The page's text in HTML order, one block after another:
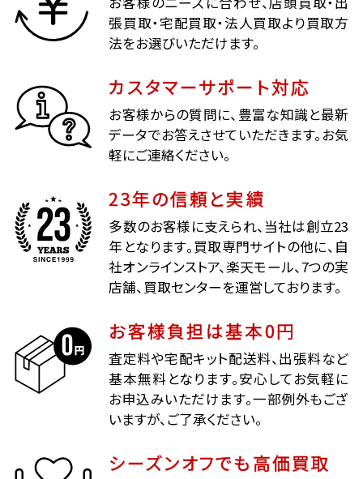
張買取・宅配買取・法人買取より買取方
法をお選びいただけます。
カスタマーサポート対応
お客様からの質問に、豊富な知識と最新
データでお答えさせていただきます。お気
軽にご連絡ください。
23年の信頼と実績
多数のお客様に支えられ、当社は創立23
年となります。買取専門サイトの他に、自
社オンラインストア、楽天モール、7つの実
店舗、買取センターを運営しております。
お客様負担は基本0円
査定料や宅配キット配送料、出張料など
基本無料となります。安心してお気軽に
お申込みいただけます。一部例外もござ
いますが、ご了承ください。
シーズンオフでも高価買取